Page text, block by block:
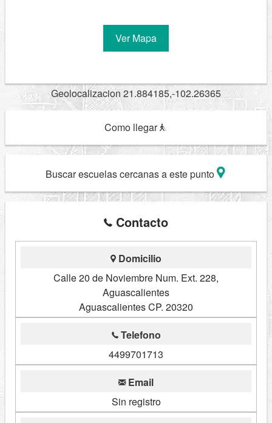
Ver Mapa
Geolocalizacion 21.884185,-102.26365
Como llegar
Buscar escuelas cercanas a este punto
Contacto
Domicilio
Calle 20 de Noviembre Num. Ext. 228,
Aguascalientes
Aguascalientes CP. 20320
Telefono
4499701713
Email
Sin registro